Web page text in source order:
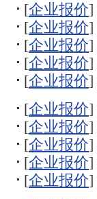
[企业报价]
[企业报价]
[企业报价]
[企业报价]
[企业报价]
[企业报价]
[企业报价]
[企业报价]
[企业报价]
[企业报价]